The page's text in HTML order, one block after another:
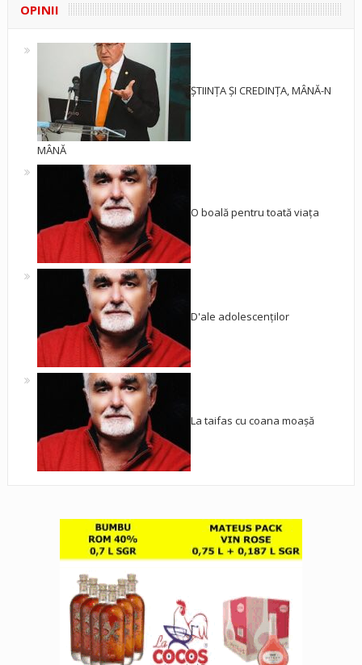
OPINII
ȘTIINȚA ȘI CREDINȚA, MÂNĂ-N
MÂNĂ
O boală pentru toată viața
D'ale adolescenților
La taifas cu coana moașă